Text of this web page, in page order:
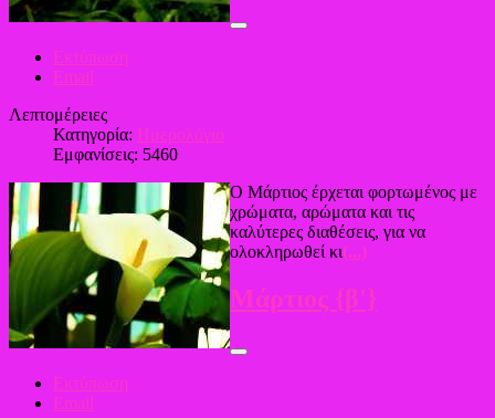
Εκτύπωση
Email
Λεπτομέρειες
Κατηγορία: Ημερολόγιο
Εμφανίσεις: 5460
Ο Μάρτιος έρχεται φορτωμένος με
χρώματα, αρώματα και τις
καλύτερες διαθέσεις, για να
ολοκληρωθεί κι(...)
Μάρτιος {β'}
Εκτύπωση
Email